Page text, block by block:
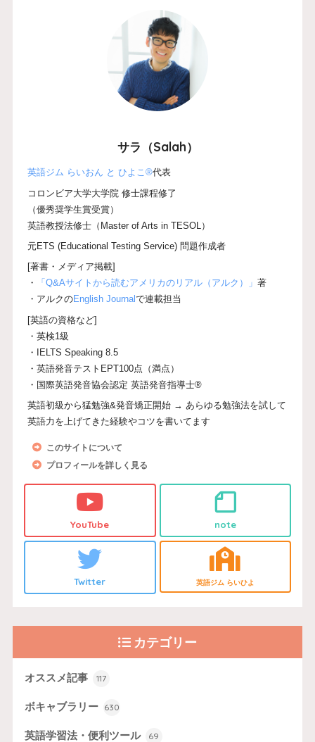
サラ（Salah）
英語ジム らいおん と ひよこ®代表
コロンビア大学大学院 修士課程修了
（優秀奨学生賞受賞）
英語教授法修士（Master of Arts in TESOL）
元ETS (Educational Testing Service) 問題作成者
[著書・メディア掲載]
・
「Q&Aサイトから読むアメリカのリアル（アルク）」著
・アルクのEnglish Journalで連載担当
[英語の資格など]
・英検1級
・IELTS Speaking 8.5
・英語発音テストEPT100点（満点）
・国際英語発音協会認定 英語発音指導士®
英語初級から猛勉強&発音矯正開始 → あらゆる勉強法を試して
英語力を上げてきた経験やコツを書いてます
このサイトについて
プロフィールを詳しく見る
YouTube note
Twitter 英語ジム らいひよ
カテゴリー
オススメ記事 117
ボキャブラリー 630
英語学習法・便利ツール 69